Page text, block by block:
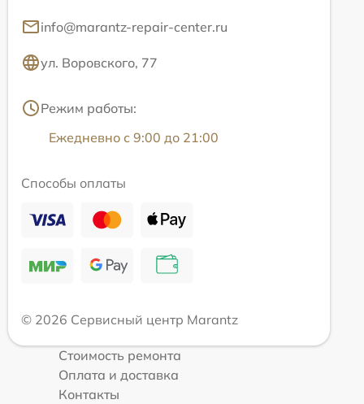
info@marantz-repair-center.ru
ул. Воровского, 77
Режим работы:
Ежедневно с 9:00 до 21:00
Способы оплаты
© 2026 Сервисный центр Marantz
Стоимость ремонта
Оплата и доставка
Контакты